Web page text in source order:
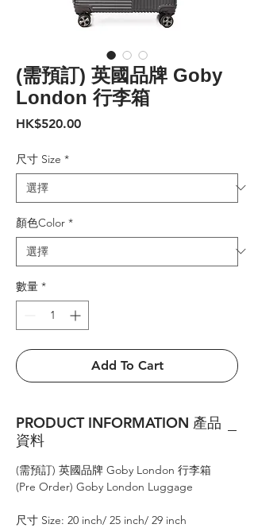
(需預訂) 英國品牌 Goby
London 行李箱
HK$520.00價
尺寸 Size *
顏色Color *
數量 *
Add To Cart
PRODUCT INFORMATION 產品
資料
(需預訂) 英國品牌 Goby London 行李箱
(Pre Order) Goby London Luggage
尺寸 Size: 20 inch/ 25 inch/ 29 inch